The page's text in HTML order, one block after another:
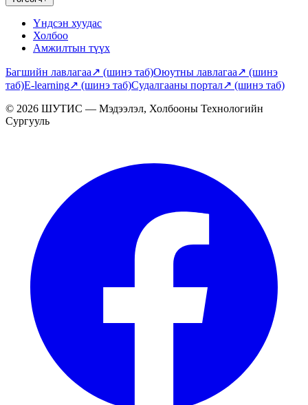
Үндсэн хуудас
Холбоо
Амжилтын түүх
Багшийн лавлагаа↗ (шинэ таб)Оюутны лавлагаа↗ (шинэ
таб)E-learning↗ (шинэ таб)Судалгааны портал↗ (шинэ таб)
© 2026 ШУТИС — Мэдээлэл, Холбооны Технологийн
Сургууль